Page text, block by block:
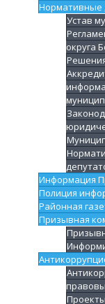
Нормативные
Устав
округа
Информация
Полиция
Районная
Призывная